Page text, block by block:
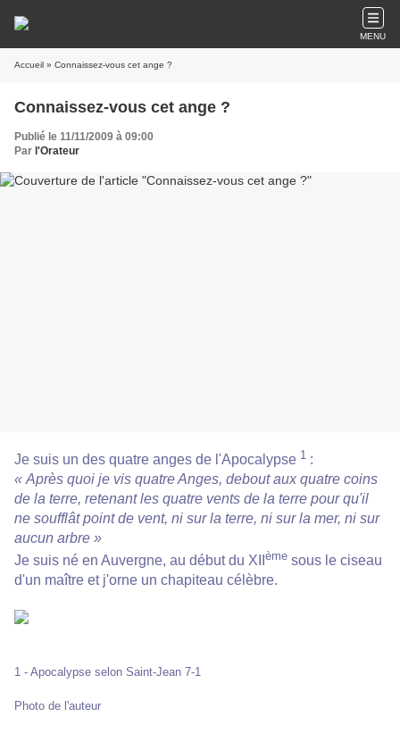
MENU
Accueil » Connaissez-vous cet ange ?
Connaissez-vous cet ange ?
Publié le 11/11/2009 à 09:00
Par l'Orateur
Je suis un des quatre anges de l'Apocalypse 1 :
« Après quoi je vis quatre Anges, debout aux quatre coins
de la terre, retenant les quatre vents de la terre pour qu'il
ne soufflât point de vent, ni sur la terre, ni sur la mer, ni sur
aucun arbre »
Je suis né en Auvergne, au début du XII ème sous le ciseau
d'un maître et j'orne un chapiteau célèbre.
1 - Apocalypse selon Saint-Jean 7-1
Photo de l'auteur